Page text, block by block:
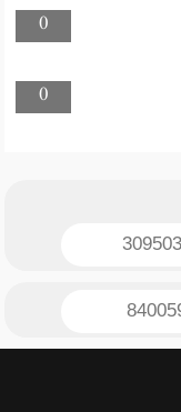
0
0